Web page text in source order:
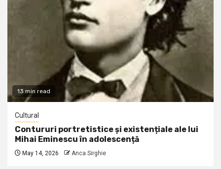
13 min read
Cultural
Contururi portretistice și existențiale ale lui
Mihai Eminescu în adolescență
May 14, 2026 Anca Sirghie